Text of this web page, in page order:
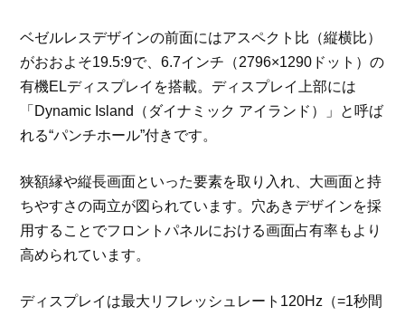
ベゼルレスデザインの前面にはアスペクト比（縦横比）
がおおよそ19.5:9で、6.7インチ（2796×1290ドット）の
有機ELディスプレイを搭載。ディスプレイ上部には
「Dynamic Island（ダイナミック アイランド）」と呼ば
れる“パンチホール”付きです。
狭額縁や縦長画面といった要素を取り入れ、大画面と持
ちやすさの両立が図られています。穴あきデザインを採
用することでフロントパネルにおける画面占有率もより
高められています。
ディスプレイは最大リフレッシュレート120Hz（=1秒間